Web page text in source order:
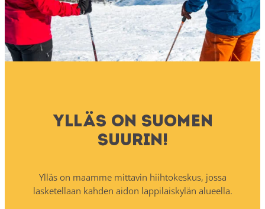
Ylläs on Suomen
suurin!
Ylläs on maamme mittavin hiihtokeskus, jossa
lasketellaan kahden aidon lappilaiskylän alueella.